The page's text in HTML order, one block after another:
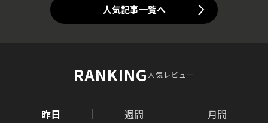
人気記事一覧へ
RANKING人気レビュー
昨日 週間 月間